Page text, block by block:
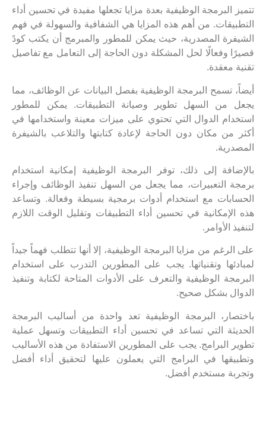
تتميز البرمجة الوظيفية بعدة مزايا تجعلها مفيدة في تحسين أداء
التطبيقات. من أهم هذه المزايا هي الشفافية والسهولة في فهم
الشيفرة المصدرية، حيث يمكن للمطور والمبرمج أن يكتب كودً
قصيرًا وفعالًا لحل المشكلة دون الحاجة إلى التعامل مع تفاصيل
تقنية معقدة.
أيضاً، تسمح البرمجة الوظيفية بفصل البيانات عن الوظائف، مما
يجعل من السهل تطوير وصيانة التطبيقات. يمكن للمطور
استخدام الدوال التي تحتوي على ميزات معينة واستخدامها في
أكثر من مكان دون الحاجة لإعادة كتابتها والتلاعب بالشيفرة
المصدرية.
بالإضافة إلى ذلك، توفر البرمجة الوظيفية إمكانية استخدام
برمجة التعبيرات، مما يجعل من السهل تنفيذ الوظائف وإجراء
الحسابات مع استخدام أدوات برمجية بسيطة وفعالة. وتساعد
هذه الإمكانية في تحسين أداء التطبيقات وتقليل الوقت اللازم
لتنفيذ الأوامر.
على الرغم من مزايا البرمجة الوظيفية، إلا أنها تتطلب فهماً جيداً
لمبادئها وتقنياتها. يجب على المطورين التدرب على استخدام
البرمجة الوظيفية والتعرف على الأدوات المتاحة لكتابة وتنفيذ
الدوال بشكل صحيح.
باختصار، البرمجة الوظيفية تعد واحدة من أساليب البرمجة
الحديثة التي تساعد في تحسين أداء التطبيقات وتسهل عملية
تطوير البرامج. يجب على المطورين الاستفادة من هذه الأساليب
وتطبيقها في البرامج التي يعملون عليها لتحقيق أداء أفضل
وتجربة مستخدم أفضل.